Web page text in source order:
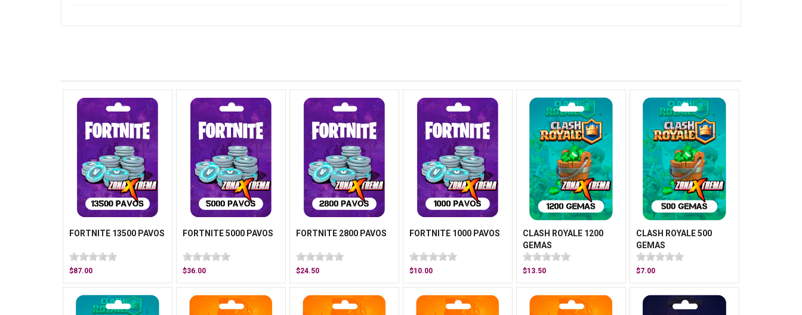
FORTNITE 13500 PAVOS
$87.00
FORTNITE 5000 PAVOS
$36.00
FORTNITE 2800 PAVOS
$24.50
FORTNITE 1000 PAVOS
$10.00
CLASH ROYALE 1200
GEMAS
$13.50
CLASH ROYALE 500
GEMAS
$7.00